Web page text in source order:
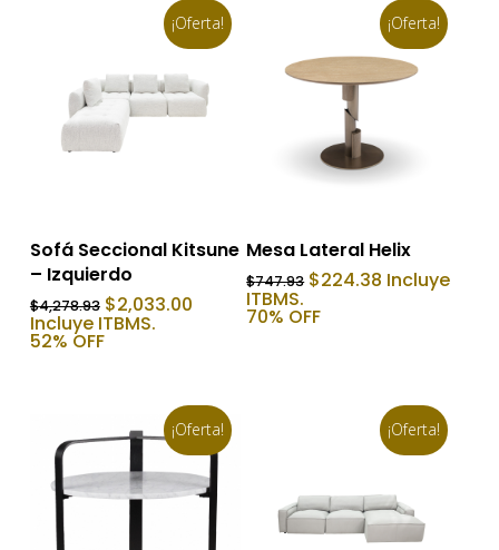
¡Oferta!
Añadir Al Carrito
Sofá Seccional Kitsune
– Izquierdo
$4,278.93 El
precio
original
$2,033.00El
precio
Incluye ITBMS.
52% OFF
¡Oferta!
Añadir Al Carrito
Mesa Lateral Helix
$747.93 El
original
$224.38 El
precio
Incluye
ITBMS.
70% OFF
¡Oferta! ¡Oferta!